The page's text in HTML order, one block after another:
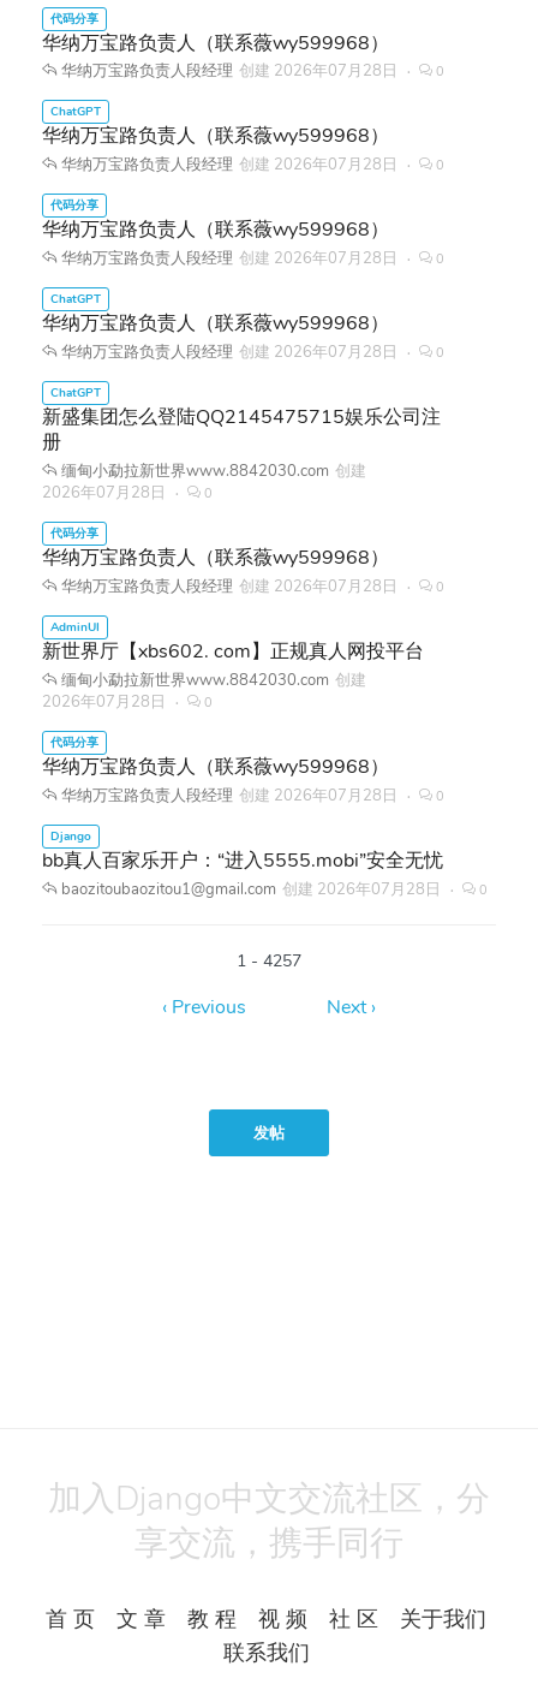
华纳万宝路负责人（联系薇wy599968）
华纳万宝路负责人段经理 创建 2026年07月28日 0
华纳万宝路负责人（联系薇wy599968）
华纳万宝路负责人段经理 创建 2026年07月28日 0
华纳万宝路负责人（联系薇wy599968）
华纳万宝路负责人段经理 创建 2026年07月28日 0
华纳万宝路负责人（联系薇wy599968）
华纳万宝路负责人段经理 创建 2026年07月28日 0
新盛集团怎么登陆QQ2145475715娱乐公司注
册
缅甸小勐拉新世界www.8842030.com 创建
2026年07月28日
0
华纳万宝路负责人（联系薇wy599968）
华纳万宝路负责人段经理 创建 2026年07月28日 0
新世界厅【xbs602. com】正规真人网投平台
缅甸小勐拉新世界www.8842030.com 创建
2026年07月28日
0
华纳万宝路负责人（联系薇wy599968）
华纳万宝路负责人段经理 创建 2026年07月28日 0
bb真人百家乐开户：“进入5555.mobi”安全无忧
baozitoubaozitou1@gmail.com 创建 2026年07月28日 0
1 - 4257
发帖
加入Django中文交流社区，分
享交流，携手同行
首 页 文 章 教 程 视 频 社 区
关于我们
联系我们